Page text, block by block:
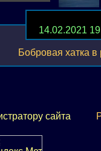
14.02.2021
Бобровая хатка
сайта